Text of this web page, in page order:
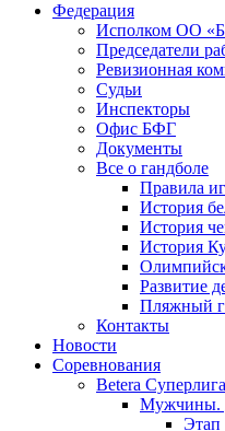
Федерация
Исполком ОО
Председатели
Ревизионная
Судьи
Инспекторы
Офис БФГ
Документы
Все о гандболе
Правила
История
История
История
Развитие
Пляжный
Контакты
Новости
Соревнования
Betera
Мужчины.
Этап